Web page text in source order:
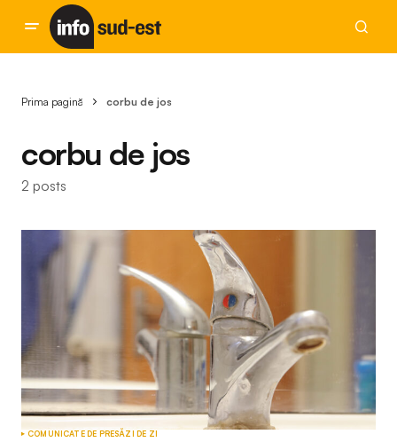
Prima pagină corbu de jos
corbu de jos
2 posts
COMUNICATE DE PRESĂZI DE ZI